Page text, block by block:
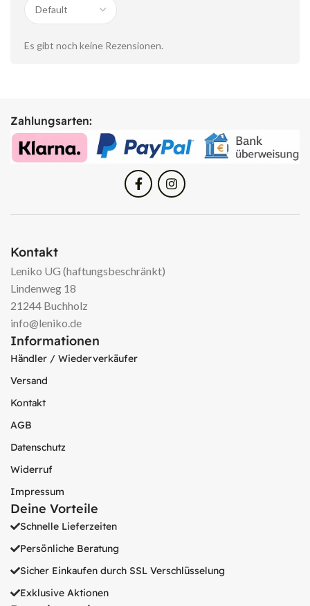
Es gibt noch keine Rezensionen.
Zahlungsarten:
Kontakt
Leniko UG (haftungsbeschränkt)
Lindenweg 18
21244 Buchholz
info@leniko.de
Informationen
Händler / Wiederverkäufer
Versand
Kontakt
AGB
Datenschutz
Widerruf
Impressum
Deine Vorteile
Schnelle Lieferzeiten
Persönliche Beratung
Sicher Einkaufen durch SSL Verschlüsselung
Exklusive Aktionen